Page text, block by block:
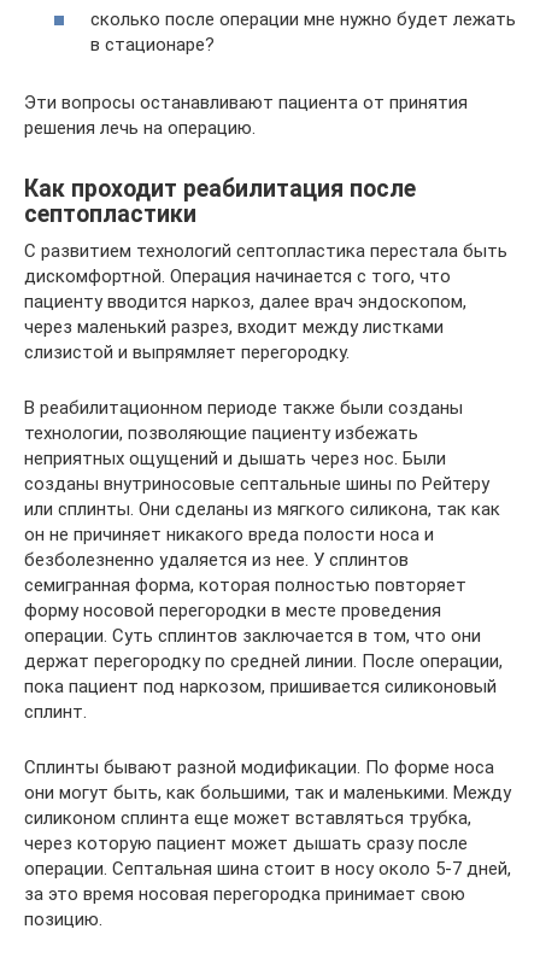
сколько после операции мне нужно будет лежать
в стационаре?
Эти вопросы останавливают пациента от принятия
решения лечь на операцию.
Как проходит реабилитация после
септопластики
С развитием технологий септопластика перестала быть
дискомфортной. Операция начинается с того, что
пациенту вводится наркоз, далее врач эндоскопом,
через маленький разрез, входит между листками
слизистой и выпрямляет перегородку.
В реабилитационном периоде также были созданы
технологии, позволяющие пациенту избежать
неприятных ощущений и дышать через нос. Были
созданы внутриносовые септальные шины по Рейтеру
или сплинты. Они сделаны из мягкого силикона, так как
он не причиняет никакого вреда полости носа и
безболезненно удаляется из нее. У сплинтов
семигранная форма, которая полностью повторяет
форму носовой перегородки в месте проведения
операции. Суть сплинтов заключается в том, что они
держат перегородку по средней линии. После операции,
пока пациент под наркозом, пришивается силиконовый
сплинт.
Сплинты бывают разной модификации. По форме носа
они могут быть, как большими, так и маленькими. Между
силиконом сплинта еще может вставляться трубка,
через которую пациент может дышать сразу после
операции. Септальная шина стоит в носу около 5-7 дней,
за это время носовая перегородка принимает свою
позицию.